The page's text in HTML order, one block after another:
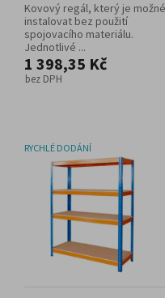
Kovový regál, který je možné
instalovat bez použití
spojovacího materiálu.
Jednotlivé ...
1 398,35 Kč
bez DPH
RYCHLÉ DODÁNÍ